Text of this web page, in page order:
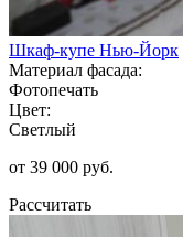
Шкаф-купе Нью-Йорк
Материал фасада:
Фотопечать
Цвет:
Светлый
от 39 000 руб.
Рассчитать